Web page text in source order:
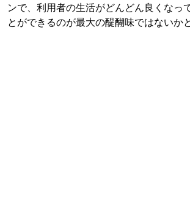
ンで、利用者の生活がどんどん良くなっ
とができるのが最大の醍醐味ではないか